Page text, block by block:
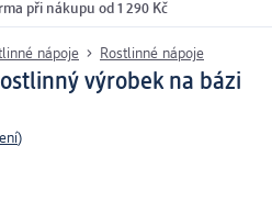
při nákupu od 1 290 Kč
nápoje Rostlinné nápoje
výrobek na bázi
)